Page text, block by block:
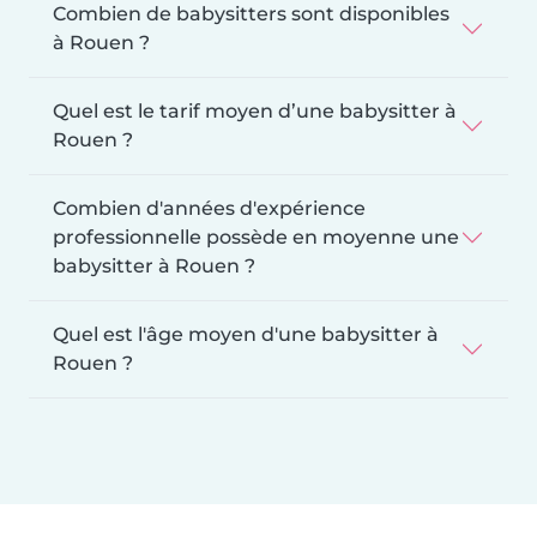
Combien de babysitters sont disponibles
à Rouen ?
Quel est le tarif moyen d’une babysitter à
Rouen ?
Combien d'années d'expérience
professionnelle possède en moyenne une
babysitter à Rouen ?
Quel est l'âge moyen d'une babysitter à
Rouen ?